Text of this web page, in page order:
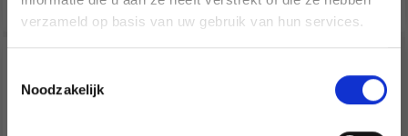
verzameld op basis van uw gebruik van hun services.
Noodzakelijk
Soyez le premier à connaître nos soldes et